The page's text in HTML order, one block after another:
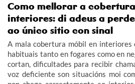
Como mellorar a
interiores: di adeus a
ao único sitio con sinal
A mala cobertura móbil en interiores
habituais tanto en fogares como en
cortan, dificultades para recibir
voz deficiente son situacións moi